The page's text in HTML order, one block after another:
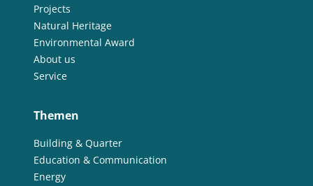
Projects
Natural Heritage
Environmental Award
About us
Service
Themen
Building & Quarter
Education & Communication
Energy